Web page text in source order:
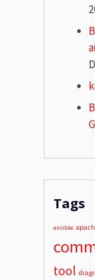
Tags
ansible
tool